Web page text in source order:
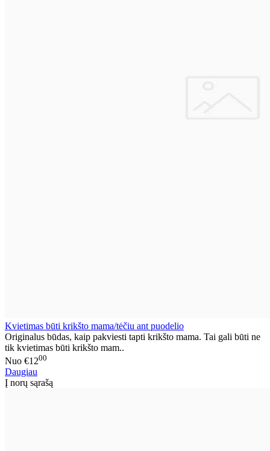
Kvietimas būti krikšto mama/tėčiu ant puodelio
Originalus būdas, kaip pakviesti tapti krikšto mama. Tai gali būti ne
tik kvietimas būti krikšto mam..
Nuo €1200
Daugiau
Į norų sąrašą